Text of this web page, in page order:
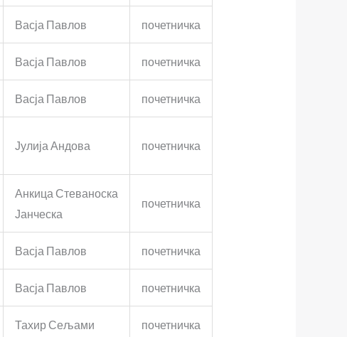
Васја Павлов почетничка
Васја Павлов почетничка
Васја Павлов почетничка
Јулија Андова почетничка
Анкица Стеваноска
Јанческа
почетничка
Васја Павлов почетничка
Васја Павлов почетничка
Тахир Сељами почетничка